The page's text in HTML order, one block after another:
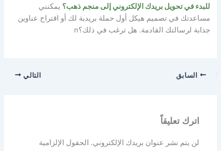
للبدء في تحويل بريدك الإلكتروني إلى منجم ذهب؟ يمكنني
مساعدتك في تصميم هيكل أول حملة بريدية لك أو اقتراح عناوين
جذابة لرسالتك القادمة. هل ترغب في ذلك؟n
السابق التالي
اترك تعليقاً
لن يتم نشر عنوان بريدك الإلكتروني. الحقول الإلزامية